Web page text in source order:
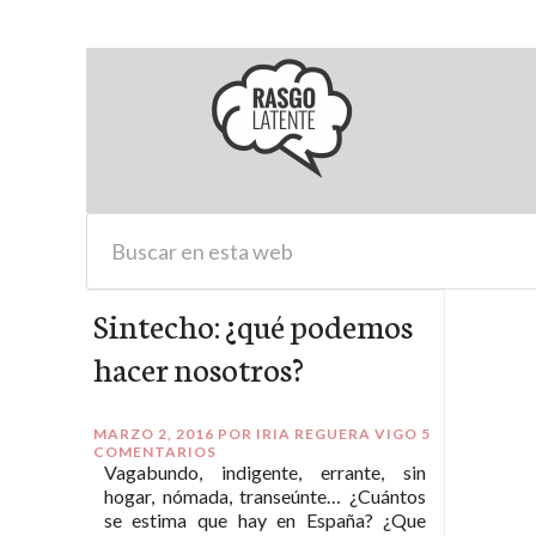
Sintecho: ¿qué podemos
hacer nosotros?
MARZO 2, 2016 POR IRIA REGUERA VIGO 5
COMENTARIOS
Vagabundo, indigente, errante, sin
hogar, nómada, transeúnte… ¿Cuántos
se estima que hay en España? ¿Que